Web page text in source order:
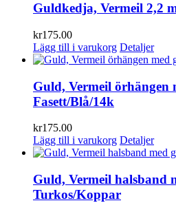
Guldkedja, Vermeil 2,2
kr175.00
Lägg till i varukorg Detaljer
Guld, Vermeil örhängen
Fasett/Blå/14k
kr175.00
Lägg till i varukorg Detaljer
Guld, Vermeil halsband
Turkos/Koppar